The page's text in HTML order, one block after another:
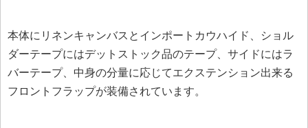
本体にリネンキャンバスとインポートカウハイド、ショル
ダーテープにはデットストック品のテープ、サイドにはラ
バーテープ、中身の分量に応じてエクステンション出来る
フロントフラップが装備されています。